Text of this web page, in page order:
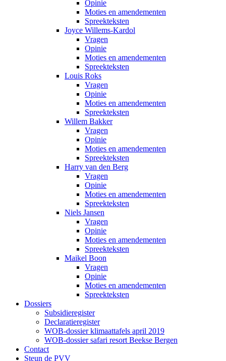
Opinie
Moties en amendementen
Spreekteksten
Joyce Willems-Kardol
Vragen
Opinie
Moties en amendementen
Spreekteksten
Louis Roks
Vragen
Opinie
Moties en amendementen
Spreekteksten
Willem Bakker
Vragen
Opinie
Moties en amendementen
Spreekteksten
Harry van den Berg
Vragen
Opinie
Moties en amendementen
Spreekteksten
Niels Jansen
Vragen
Opinie
Moties en amendementen
Spreekteksten
Maikel Boon
Vragen
Opinie
Moties en amendementen
Spreekteksten
Dossiers
Subsidieregister
Declaratieregister
WOB-dossier klimaattafels april 2019
WOB-dossier safari resort Beekse Bergen
Contact
Steun de PVV